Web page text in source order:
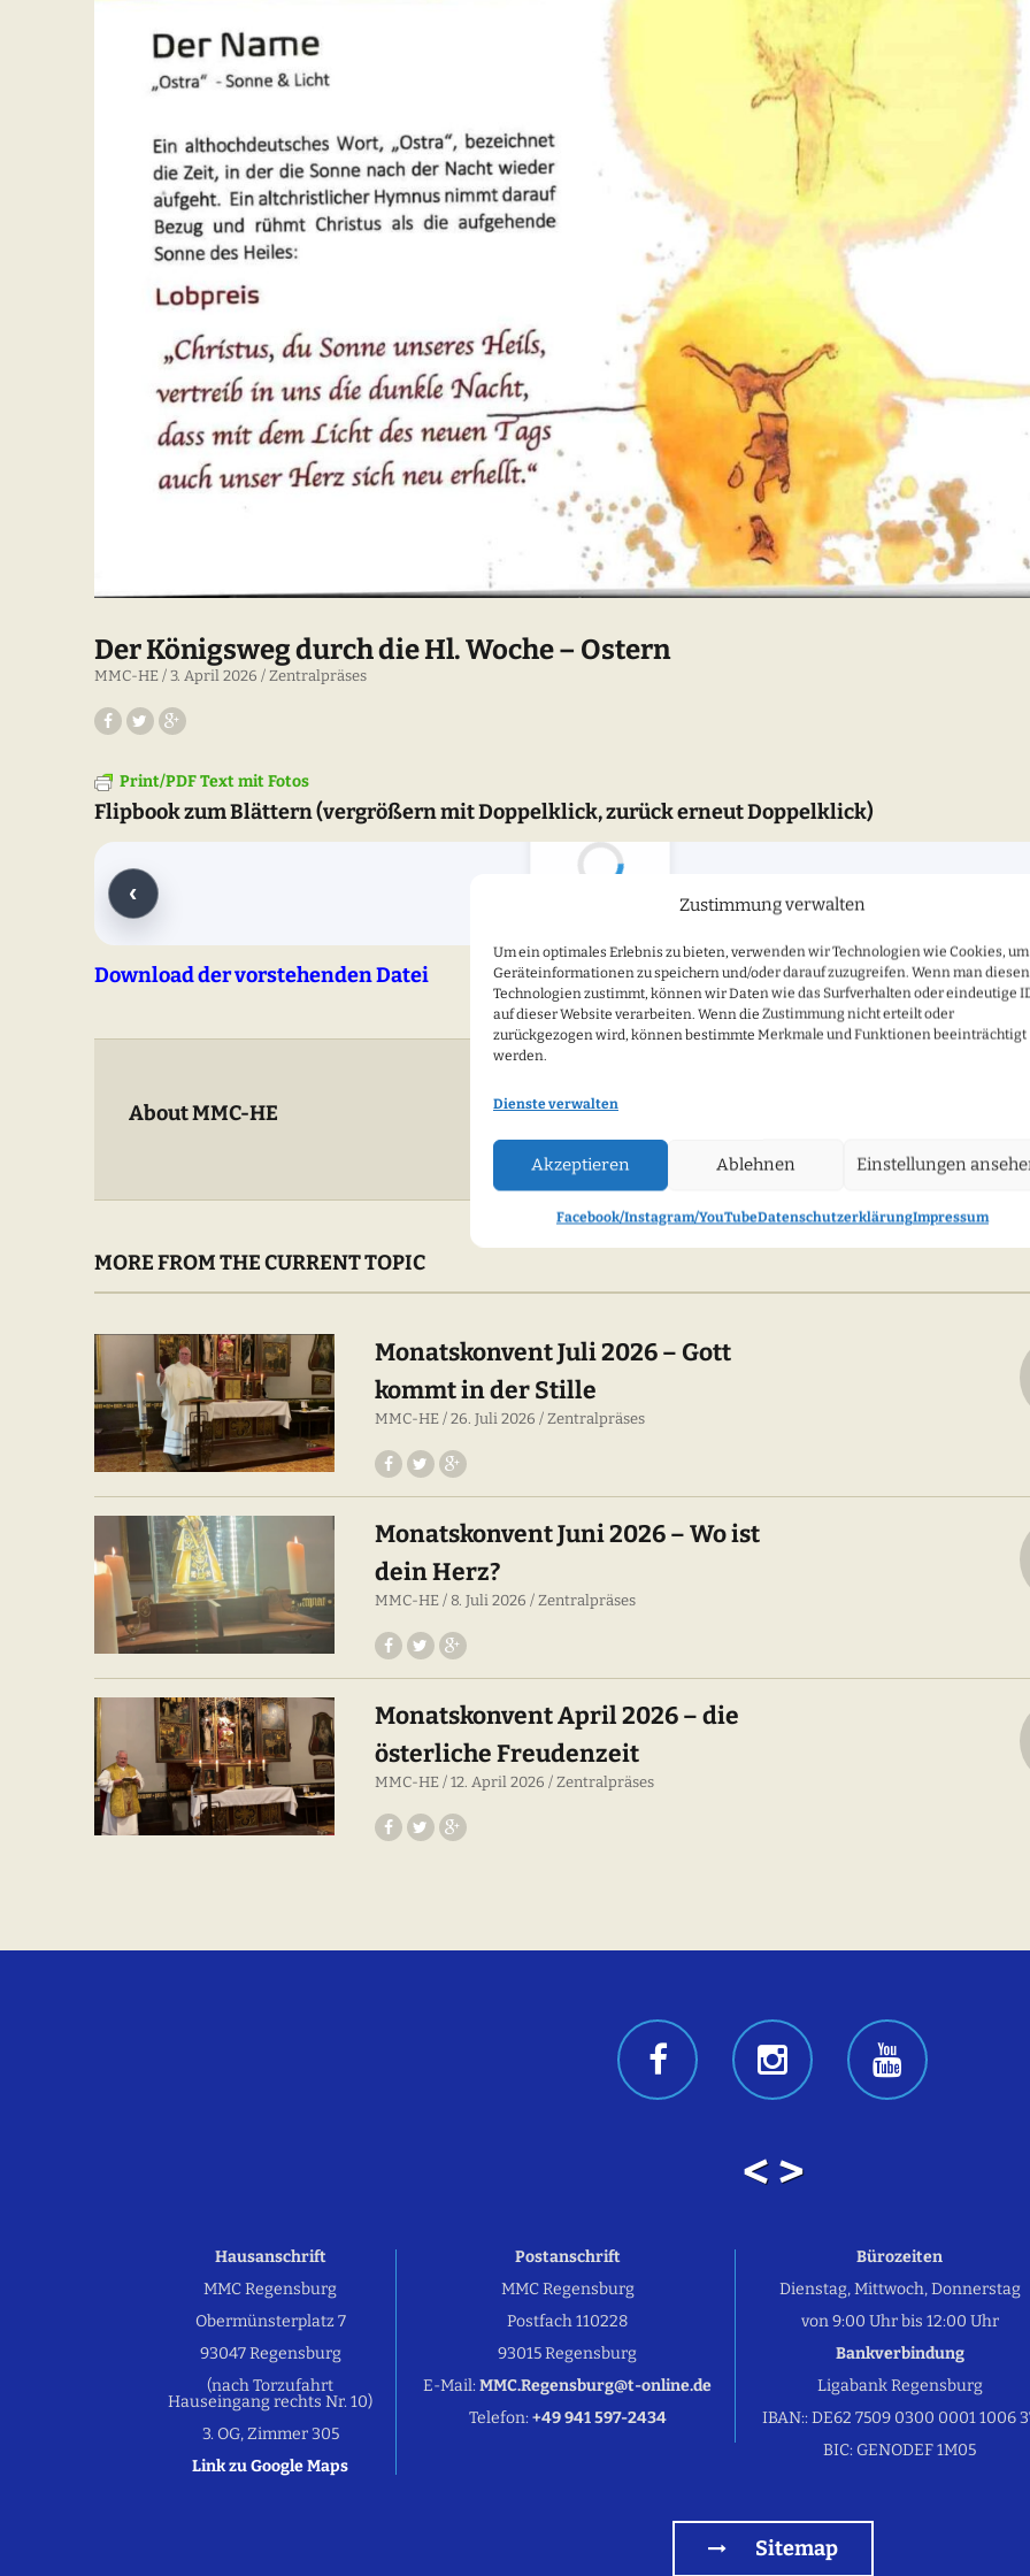
Zustimmung verwalten
Um ein optimales Erlebnis zu bieten, verwenden wir Technologien wie Cookies, um
Geräteinformationen zu speichern und/oder darauf zuzugreifen. Wenn man diesen
Technologien zustimmt, können wir Daten wie das Surfverhalten oder eindeutige
auf dieser Website verarbeiten. Wenn die Zustimmung nicht erteilt oder
zurückgezogen wird, können bestimmte Merkmale und Funktionen beeinträchtigt
werden.
Dienste verwalten
Akzeptieren Ablehnen Einstellungen
Facebook/Instagram/YouTubeDatenschutzerklärungImpressum
Der Königsweg durch die Hl. Woche – Ostern
MMC-HE 3. April 2026 Zentralpräses
Print/PDF Text mit Fotos
Flipbook zum Blättern (vergrößern mit Doppelklick, zurück erneut Doppelklick)
Download der vorstehenden Datei
About MMC-HE
MORE FROM THE CURRENT TOPIC
Monatskonvent Juli 2026 – Gott
kommt in der Stille
MMC-HE 26. Juli 2026 Zentralpräses
Monatskonvent Juni 2026 – Wo ist
dein Herz?
MMC-HE 8. Juli 2026 Zentralpräses
Monatskonvent April 2026 – die
österliche Freudenzeit
MMC-HE 12. April 2026 Zentralpräses
< >
Hausanschrift
MMC Regensburg
Obermünsterplatz 7
93047 Regensburg
(nach Torzufahrt
Hauseingang rechts Nr. 10)
3. OG, Zimmer 305
Link zu Google Maps
Postanschrift
MMC Regensburg
Postfach 110228
93015 Regensburg
E-Mail: MMC.Regensburg@t-online.de
Telefon: +49 941 597-2434
Bürozeiten
Dienstag, Mittwoch, Donnerstag
von 9:00 Uhr bis 12:00 Uhr
Bankverbindung
Ligabank Regensburg
IBAN:: DE62 7509 0300 0001 1006
BIC: GENODEF 1M05
Sitemap